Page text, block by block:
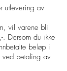
utlevering av
vil varene bli
Dersom du ikke
beløp i
ved betaling av